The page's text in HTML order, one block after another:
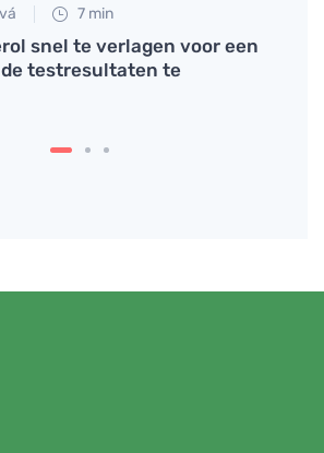
7 min
snel te verlagen voor een
testresultaten te